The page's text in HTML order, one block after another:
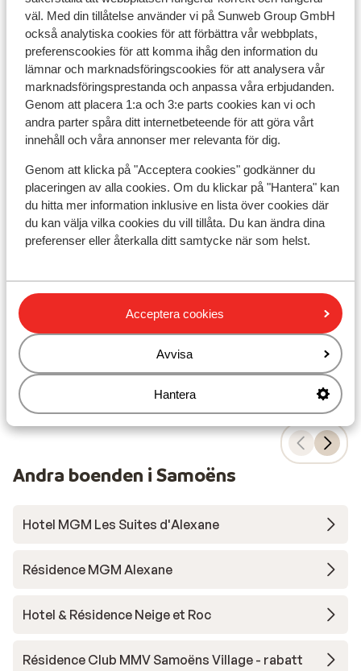
väl. Med din tillåtelse använder vi på Sunweb Group GmbH
också analytiska cookies för att förbättra vår webbplats,
preferenscookies för att komma ihåg den information du
lämnar och marknadsföringscookies för att analysera vår
marknadsföringsprestanda och anpassa våra erbjudanden.
Genom att placera 1:a och 3:e parts cookies kan vi och
andra parter spåra ditt internetbeteende för att göra vårt
innehåll och våra annonser mer relevanta för dig.
Genom att klicka på "Acceptera cookies" godkänner du
placeringen av alla cookies. Om du klickar på "Hantera" kan
du hitta mer information inklusive en lista över cookies där
du kan välja vilka cookies du vill tillåta. Du kan ändra dina
preferenser eller återkalla ditt samtycke när som helst.
Acceptera cookies
Avvisa
Hantera
9.3 Fantastisk
Résidence MGM Alexane
Samoëns Le Grand Massif Frankrike
Lör 3 Apr. - Lör 10 Apr.
8 478:-
Visa
Lör
Andra boenden i Samoëns
Hotel MGM Les Suites d'Alexane
Résidence MGM Alexane
Hotel & Résidence Neige et Roc
Résidence Club MMV Samoëns Village - rabatt